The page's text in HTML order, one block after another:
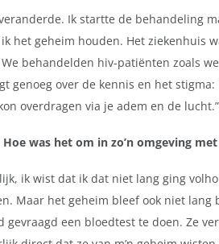
Ik startte de behandeling
het geheim houden. Het ziekenhuis
behandelden hiv-patiënten zoals
genoeg over de kennis en het
overdragen via je adem en de lucht.”
Hoe was het om in zo’n omgeving
ik wist dat ik dat niet lang ging
Maar het geheim bleef ook niet lang
gevraagd een bloedtest te doen. Ze